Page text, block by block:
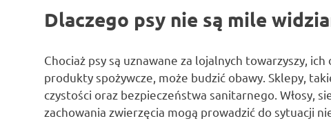
Dlaczego psy nie są mile
Chociaż psy są uznawane za lojalnych towarzyszy,
produkty spożywcze, może budzić obawy. Sklepy,
czystości oraz bezpieczeństwa sanitarnego. Włosy,
zachowania zwierzęcia mogą prowadzić do sytuacji